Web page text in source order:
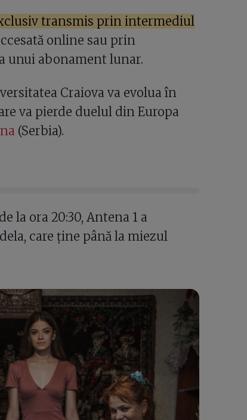
transmis prin intermediul
online sau prin
unui abonament lunar.
Craiova va evolua în
va pierde duelul din Europa
(Serbia).
la ora 20:30, Antena 1 a
care ține până la miezul